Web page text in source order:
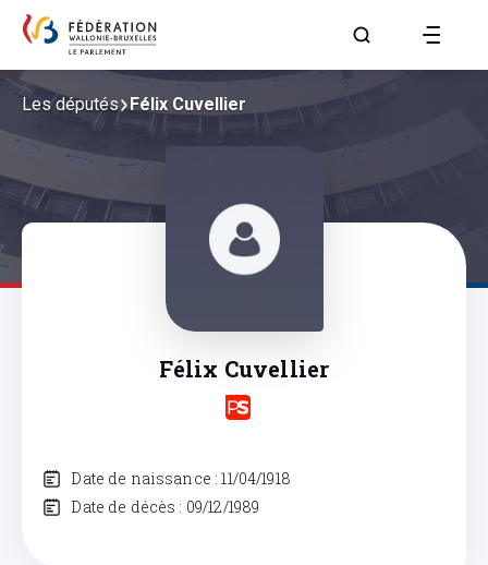
Aller à la page
Les députés Félix Cuvellier
Félix Cuvellier
Date de naissance : 11/04/1918
Date de décès : 09/12/1989